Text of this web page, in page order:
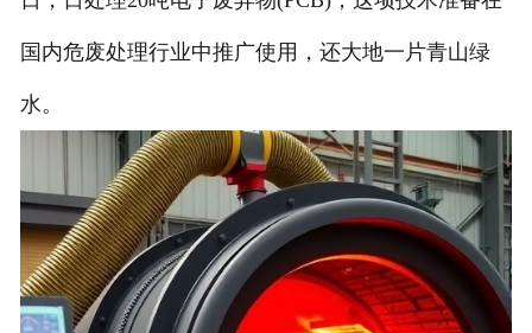
国内危废处理行业中推广使用，还大地一片青山绿
水。